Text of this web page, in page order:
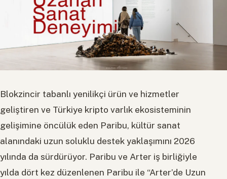
Blokzincir tabanlı yenilikçi ürün ve hizmetler
geliştiren ve Türkiye kripto varlık ekosisteminin
gelişimine öncülük eden Paribu, kültür sanat
alanındaki uzun soluklu destek yaklaşımını 2026
yılında da sürdürüyor. Paribu ve Arter iş birliğiyle
yılda dört kez düzenlenen Paribu ile “Arter’de Uzun